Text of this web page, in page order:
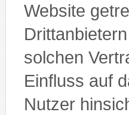
Website
solchen
Einfluss auf
Nutzer